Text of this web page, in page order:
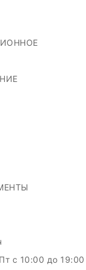
c 10:00 до